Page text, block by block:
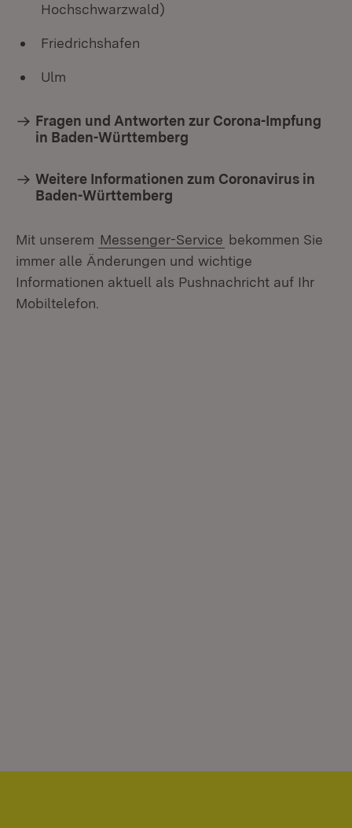
Hochschwarzwald)
Friedrichshafen
Ulm​​​
Fragen und Antworten zur Corona-Impfung
in Baden-Württemberg
Weitere Informationen zum Coronavirus in
Baden-Württemberg
Mit unserem Messenger-Service bekommen Sie
immer alle Änderungen und wichtige
Informationen aktuell als Pushnachricht auf Ihr
Mobiltelefon.